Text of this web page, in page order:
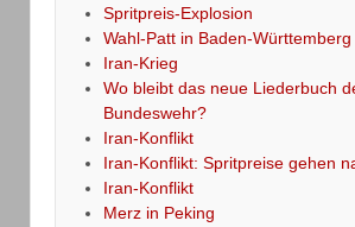
Spritpreis-Explosion
Wahl-Patt in Baden-Württemberg
Iran-Krieg
Wo bleibt das neue Liederbuch
Bundeswehr?
Iran-Konflikt
Iran-Konflikt: Spritpreise gehen
Iran-Konflikt
Merz in Peking